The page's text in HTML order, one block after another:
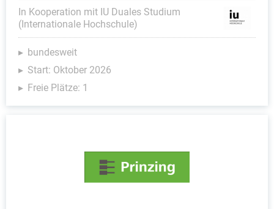
In Kooperation mit IU Duales Studium
(Internationale Hochschule)
bundesweit
Start: Oktober 2026
Freie Plätze: 1